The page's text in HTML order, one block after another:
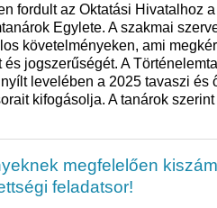
fordult az Oktatási Hivatalhoz a
Egylete. A szakmai
követelményeken, ami
jogszerűségét. A
levelében a 2025 tavaszi és
kifogásolja. A tanárok
megfelelően
feladatsor!